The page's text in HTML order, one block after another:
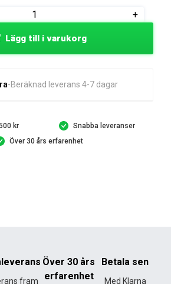
+
Lägg till i varukorg
Beräknad leverans 4-7 dagar
kr
Snabba leveranser
Över 30 års erfarenhet
fram
Över 30 års
erfarenhet
Betala sen
Med Klarna